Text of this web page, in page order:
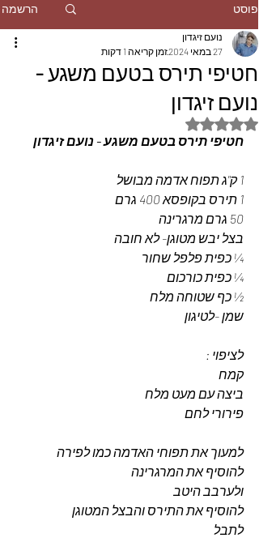
פוסט הרשמה
חטיפי תירס בטעם משגע -
נועם זיגדון
נועם זיגדון
27 במאי 2024
זמן קריאה 1 דקות
דירוג של NaN מתוך 5 כוכבים
חטיפי תירס בטעם משגע - נועם זיגדון
1 ק"ג תפוח אדמה מבושל
1 תירס בקופסא 400 גרם
50 גרם מרגרינה
בצל יבש מטוגן- לא חובה
¼ כפית פלפל שחור
¼ כפית כורכום
½ כף שטוחה מלח
שמן -לטיגון
לציפוי :
קמח
ביצה עם מעט מלח
פירורי לחם
למעוך את תפוחי האדמה כמו לפירה
להוסיף את המרגרינה
ולערבב היטב
להוסיף את התירס והבצל המטוגן
לתבל